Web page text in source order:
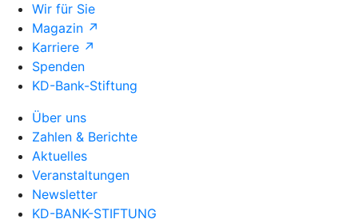
Wir für Sie
Magazin ↗
Karriere ↗
Spenden
KD-Bank-Stiftung
Über uns
Zahlen & Berichte
Aktuelles
Veranstaltungen
Newsletter
KD-BANK-STIFTUNG